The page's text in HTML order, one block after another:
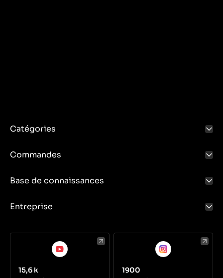
Catégories
Commandes
Base de connaissances
Entreprise
15,6 k
1900